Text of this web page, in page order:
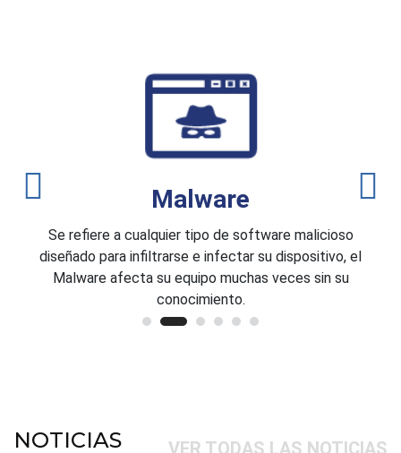
Malware
Se refiere a cualquier tipo de software malicioso
diseñado para infiltrarse e infectar su dispositivo, el
Malware afecta su equipo muchas veces sin su
conocimiento.
NOTICIAS